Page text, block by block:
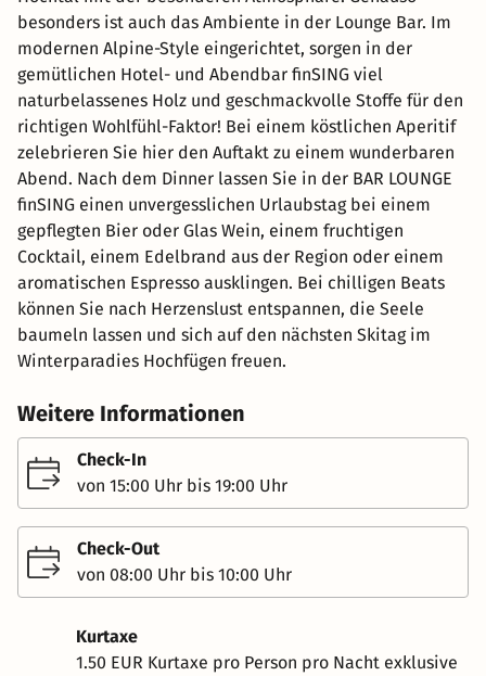
besonders ist auch das Ambiente in der Lounge Bar. Im
modernen Alpine-Style eingerichtet, sorgen in der
gemütlichen Hotel- und Abendbar finSING viel
naturbelassenes Holz und geschmackvolle Stoffe für den
richtigen Wohlfühl-Faktor! Bei einem köstlichen Aperitif
zelebrieren Sie hier den Auftakt zu einem wunderbaren
Abend. Nach dem Dinner lassen Sie in der BAR LOUNGE
finSING einen unvergesslichen Urlaubstag bei einem
gepflegten Bier oder Glas Wein, einem fruchtigen
Cocktail, einem Edelbrand aus der Region oder einem
aromatischen Espresso ausklingen. Bei chilligen Beats
können Sie nach Herzenslust entspannen, die Seele
baumeln lassen und sich auf den nächsten Skitag im
Winterparadies Hochfügen freuen.
Weitere Informationen
Check-In
von 15:00 Uhr bis 19:00 Uhr
Check-Out
von 08:00 Uhr bis 10:00 Uhr
Kurtaxe
1.50 EUR Kurtaxe pro Person pro Nacht exklusive